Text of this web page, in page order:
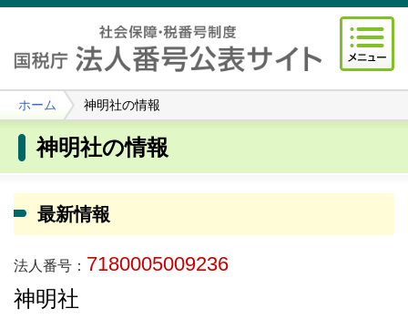
ホーム 神明社の情報
神明社の情報
最新情報
法人番号： 7180005009236
神明社